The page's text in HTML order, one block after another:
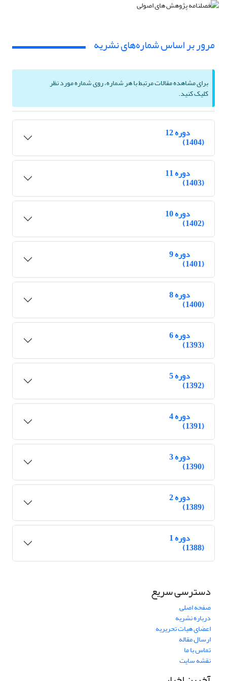
مرور بر اساس شماره‌های نشریه
برای مشاهده مقالات مرتبط با هر شماره، روی شماره مورد نظر
کلیک کنید.
دوره 12
(1404)
دوره 11
(1403)
دوره 10
(1402)
دوره 9
(1401)
دوره 8
(1400)
دوره 6
(1393)
دوره 5
(1392)
دوره 4
(1391)
دوره 3
(1390)
دوره 2
(1389)
دوره 1
(1388)
دسترسی سریع
صفحه اصلی
درباره نشریه
اعضای هیات تحریریه
ارسال مقاله
تماس با ما
نقشه سایت